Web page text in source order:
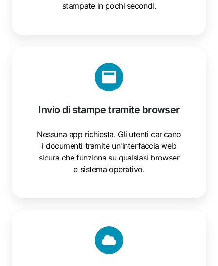
stampate in pochi secondi.
Invio di stampe tramite browser
Nessuna app richiesta. Gli utenti caricano
i documenti tramite un'interfaccia web
sicura che funziona su qualsiasi browser
e sistema operativo.
di
stampe
tramite
cloud
senza
driver